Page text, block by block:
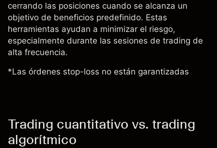
cerrando las posiciones cuando se alcanza un
objetivo de beneficios predefinido. Estas
herramientas ayudan a minimizar el riesgo,
especialmente durante las sesiones de trading de
alta frecuencia.
*Las órdenes stop-loss no están garantizadas
Trading cuantitativo vs. trading
algorítmico